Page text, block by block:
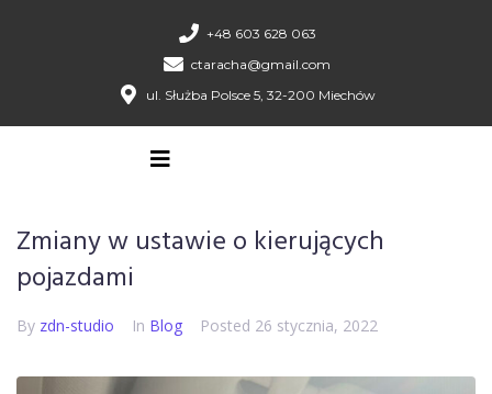
+48 603 628 063
ctaracha@gmail.com
ul. Służba Polsce 5, 32-200 Miechów
Zmiany w ustawie o kierujących
pojazdami
By zdn-studio In Blog Posted 26 stycznia, 2022